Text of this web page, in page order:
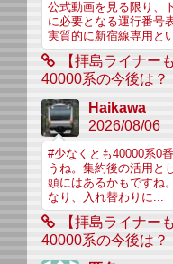
公式動画を見る限り、
に必要となる運行番号
実質的に新宿線専用と
【拝島ライナー
40000系の今後は？
Haikawa
2026/08/06
#少なくとも40000系0
うね。集約後の活用と
頭にはあるかもですね
なり、入れ替わりに...
【拝島ライナー
40000系の今後は？